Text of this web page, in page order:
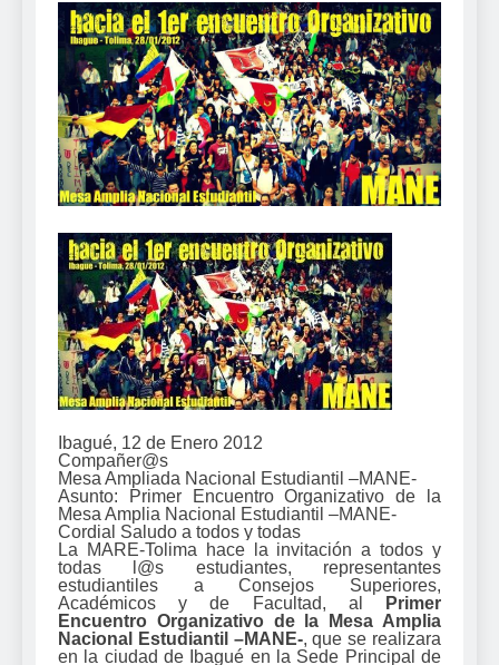
Ibagué, 12 de Enero 2012
Compañer@s
Mesa Ampliada Nacional Estudiantil –MANE-
Asunto: Primer Encuentro Organizativo de la
Mesa Amplia Nacional Estudiantil –MANE-
Cordial Saludo a todos y todas
La MARE-Tolima hace la invitación a todos y
todas l@s estudiantes, representantes
estudiantiles a Consejos Superiores,
Académicos y de Facultad, al
Primer
Encuentro Organizativo de la Mesa Amplia
Nacional Estudiantil –MANE-, que se realizara
en la ciudad de Ibagué en la Sede Principal de